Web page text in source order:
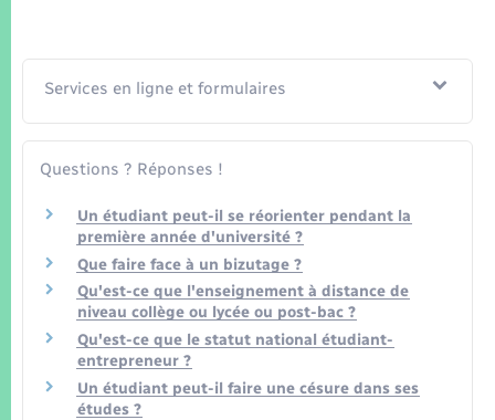
Services en ligne et formulaires
Questions ? Réponses !
Un étudiant peut-il se réorienter pendant la
première année d'université ?
Que faire face à un bizutage ?
Qu'est-ce que l'enseignement à distance de
niveau collège ou lycée ou post-bac ?
Qu'est-ce que le statut national étudiant-
entrepreneur ?
Un étudiant peut-il faire une césure dans ses
études ?